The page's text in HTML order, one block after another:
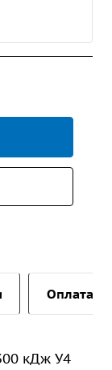
Оплата и
кДж У4